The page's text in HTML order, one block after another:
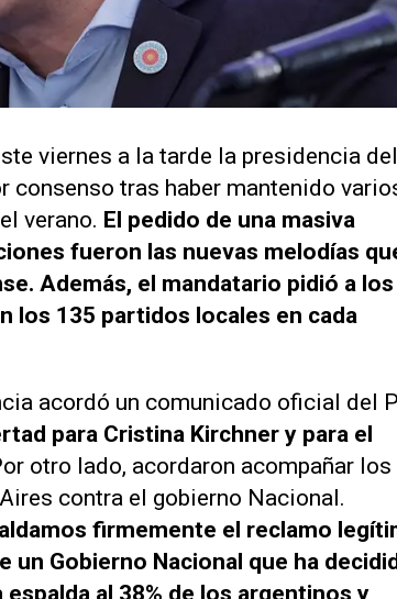
viernes a la tarde la presidencia del
consenso tras haber mantenido
verano. El pedido de una masiva
fueron las nuevas melodías
Además, el mandatario pidió a los
los 135 partidos locales en cada
acordó un comunicado oficial del
para Cristina Kirchner y para el
otro lado, acordaron acompañar los
contra el gobierno Nacional.
firmemente el reclamo
Gobierno Nacional que ha
al 38% de los argentinos y